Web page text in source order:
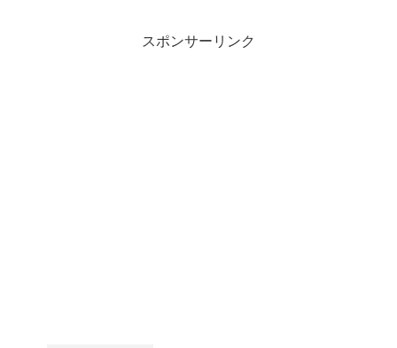
スポンサーリンク